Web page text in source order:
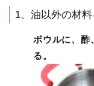
1、油以外の材
ボウルに、酢
る。